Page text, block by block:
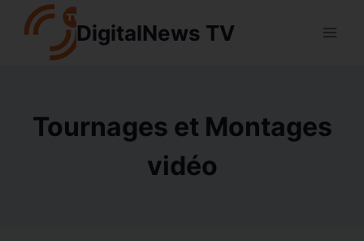
contenu
DigitalNews TV
Tournages et Montages
vidéo